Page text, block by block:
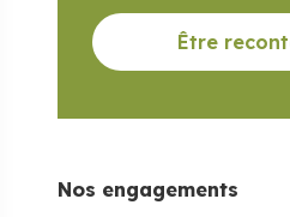
Être
Nos engagements